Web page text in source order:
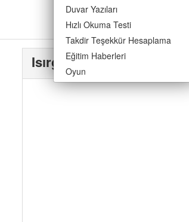
Duvar Yazıları
Hızlı Okuma Testi
Takdir Teşekkür Hesaplama
Eğitim Haberleri
Oyun
Isırgan İle Taharet Olmaz